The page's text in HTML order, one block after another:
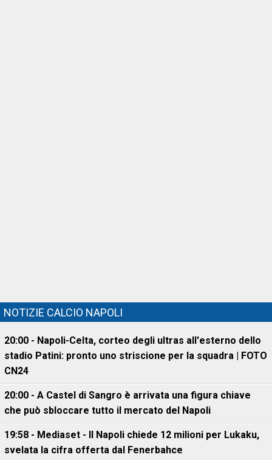
NOTIZIE CALCIO NAPOLI
20:00 - Napoli-Celta, corteo degli ultras all'esterno dello
stadio Patini: pronto uno striscione per la squadra | FOTO
CN24
20:00 - A Castel di Sangro è arrivata una figura chiave
che può sbloccare tutto il mercato del Napoli
19:58 - Mediaset - Il Napoli chiede 12 milioni per Lukaku,
svelata la cifra offerta dal Fenerbahce